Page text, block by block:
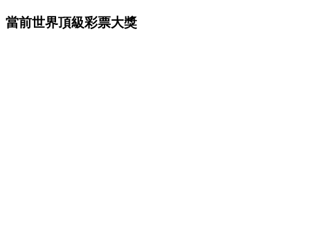
當前世界頂級彩票大獎